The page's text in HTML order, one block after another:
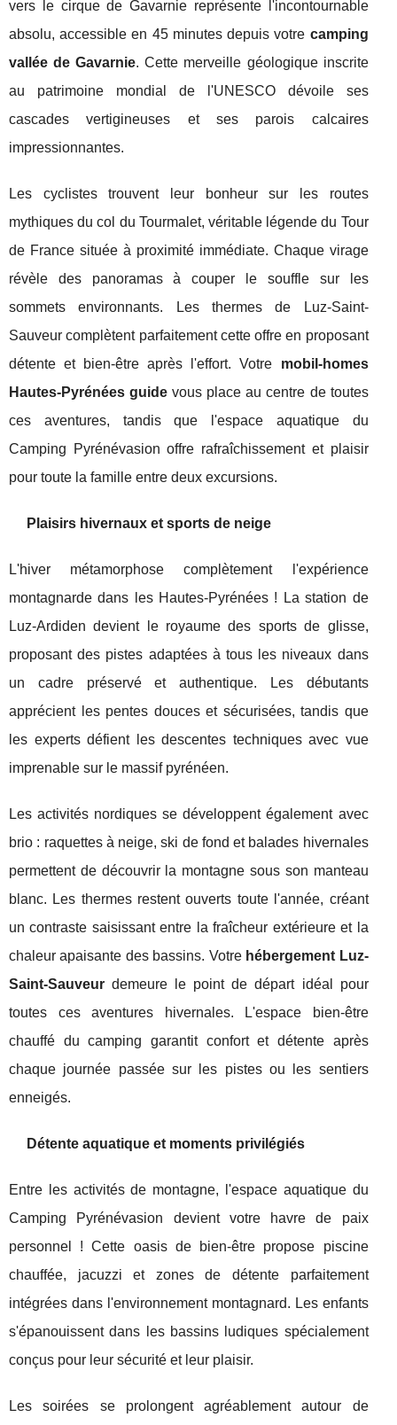
vers le cirque de Gavarnie représente l'incontournable
absolu, accessible en 45 minutes depuis votre camping
vallée de Gavarnie. Cette merveille géologique inscrite
au patrimoine mondial de l'UNESCO dévoile ses
cascades vertigineuses et ses parois calcaires
impressionnantes.
Les cyclistes trouvent leur bonheur sur les routes
mythiques du col du Tourmalet, véritable légende du Tour
de France située à proximité immédiate. Chaque virage
révèle des panoramas à couper le souffle sur les
sommets environnants. Les thermes de Luz-Saint-
Sauveur complètent parfaitement cette offre en proposant
détente et bien-être après l'effort. Votre mobil-homes
Hautes-Pyrénées guide vous place au centre de toutes
ces aventures, tandis que l'espace aquatique du
Camping Pyrénévasion offre rafraîchissement et plaisir
pour toute la famille entre deux excursions.
Plaisirs hivernaux et sports de neige
L'hiver métamorphose complètement l'expérience
montagnarde dans les Hautes-Pyrénées ! La station de
Luz-Ardiden devient le royaume des sports de glisse,
proposant des pistes adaptées à tous les niveaux dans
un cadre préservé et authentique. Les débutants
apprécient les pentes douces et sécurisées, tandis que
les experts défient les descentes techniques avec vue
imprenable sur le massif pyrénéen.
Les activités nordiques se développent également avec
brio : raquettes à neige, ski de fond et balades hivernales
permettent de découvrir la montagne sous son manteau
blanc. Les thermes restent ouverts toute l'année, créant
un contraste saisissant entre la fraîcheur extérieure et la
chaleur apaisante des bassins. Votre hébergement Luz-
Saint-Sauveur demeure le point de départ idéal pour
toutes ces aventures hivernales. L'espace bien-être
chauffé du camping garantit confort et détente après
chaque journée passée sur les pistes ou les sentiers
enneigés.
Détente aquatique et moments privilégiés
Entre les activités de montagne, l'espace aquatique du
Camping Pyrénévasion devient votre havre de paix
personnel ! Cette oasis de bien-être propose piscine
chauffée, jacuzzi et zones de détente parfaitement
intégrées dans l'environnement montagnard. Les enfants
s'épanouissent dans les bassins ludiques spécialement
conçus pour leur sécurité et leur plaisir.
Les soirées se prolongent agréablement autour de